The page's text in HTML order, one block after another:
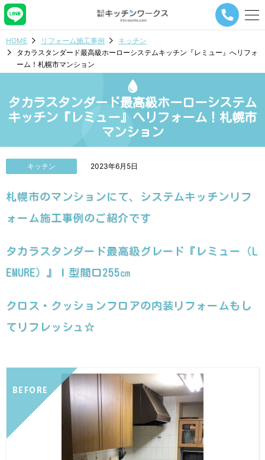
メ
ー
ビ
シ
ョ
タ
HOME リフォーム施工事例
キッチン
タカラスタンダード最高級ホーローシステムキッチン『レミュー』へリフォ
ーム！札幌市マンション
タカラスタンダード最高級ホーローシステム
キッチン『レミュー』へリフォーム！札幌市
マンション
キッチン 2023年6月5日
札幌市のマンションにて、システムキッチンリフ
ォーム施工事例のご紹介です
タカラスタンダード最高級グレード『レミュー（L
EMURE）』Ｉ型間口255㎝
クロス・クッションフロアの内装リフォームもし
てリフレッシュ☆
BEFORE